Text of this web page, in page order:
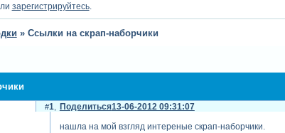
зарегистрируйтесь.
» Ссылки на скрап-наборчики
Поделиться
1 13-06-2012 09:31:07
нашла на мой взгляд интереные скрап-наборчики.